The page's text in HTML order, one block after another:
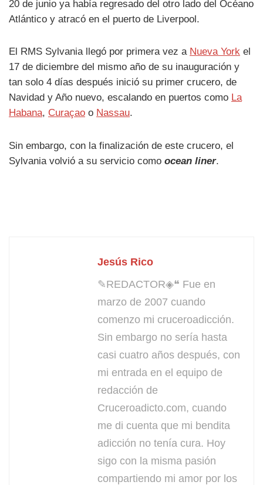
20 de junio ya había regresado del otro lado del Océano
Atlántico y atracó en el puerto de Liverpool.
El RMS Sylvania llegó por primera vez a Nueva York el
17 de diciembre del mismo año de su inauguración y
tan solo 4 días después inició su primer crucero, de
Navidad y Año nuevo, escalando en puertos como La
Habana, Curaçao o Nassau.
Sin embargo, con la finalización de este crucero, el
Sylvania volvió a su servicio como ocean liner.
Jesús Rico
✎REDACTOR◈❝ Fue en
marzo de 2007 cuando
comenzo mi cruceroadicción.
Sin embargo no sería hasta
casi cuatro años después, con
mi entrada en el equipo de
redacción de
Cruceroadicto.com, cuando
me di cuenta que mi bendita
adicción no tenía cura. Hoy
sigo con la misma pasión
compartiendo mi amor por los